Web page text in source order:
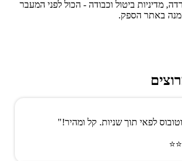
מדיניות ביטול וכבודה - הכול לפני המעבר
באתר הספק.
לפאי תוך שניות. קל ומהיר!"